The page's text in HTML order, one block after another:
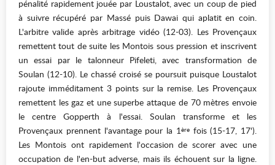
pénalité rapidement jouée par Loustalot, avec un coup de pied
à suivre récupéré par Massé puis Dawai qui aplatit en coin.
L'arbitre valide après arbitrage vidéo (12-03). Les Provençaux
remettent tout de suite les Montois sous pression et inscrivent
un essai par le talonneur Pifeleti, avec transformation de
Soulan (12-10). Le chassé croisé se poursuit puisque Loustalot
rajoute imméditament 3 points sur la remise. Les Provençaux
remettent les gaz et une superbe attaque de 70 mètres envoie
le centre Gopperth à l'essai. Soulan transforme et les
Provençaux prennent l'avantage pour la 1èrefois (15-17, 17').
Les Montois ont rapidement l'occasion de scorer avec une
occupation de l'en-but adverse, mais ils échouent sur la ligne.